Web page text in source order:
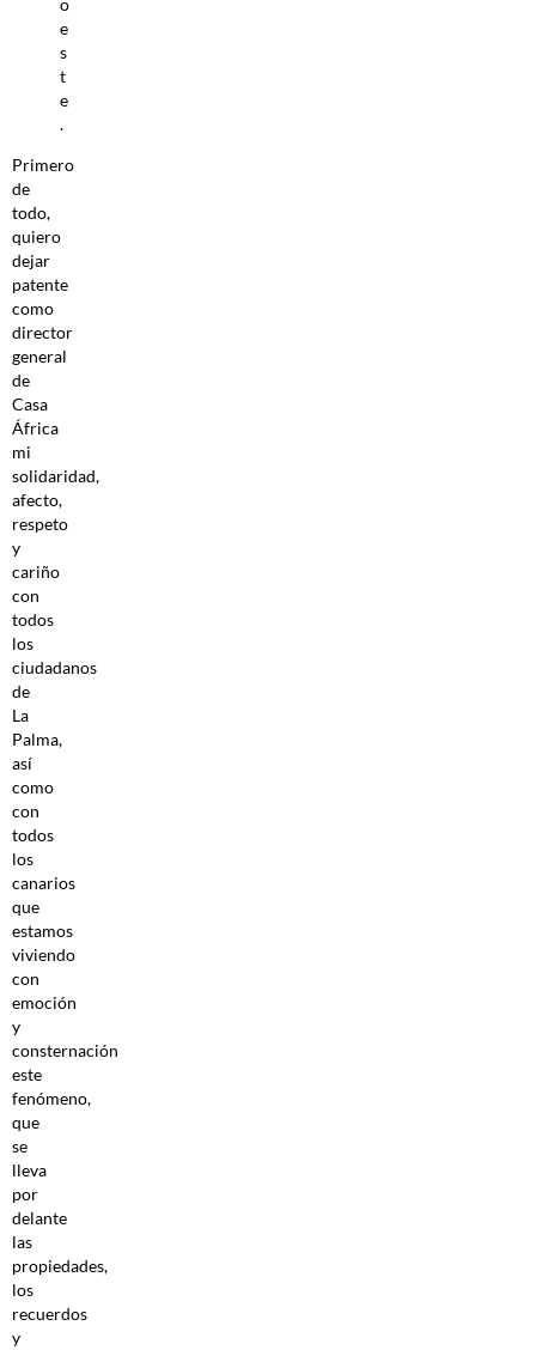
e
s
t
e
.
Primero
de
todo,
quiero
dejar
patente
como
director
general
de
Casa
África
mi
solidaridad,
afecto,
respeto
y
cariño
con
todos
los
ciudadanos
de
La
Palma,
así
como
con
todos
los
canarios
que
estamos
viviendo
con
emoción
y
consternación
este
fenómeno,
que
se
lleva
por
delante
las
propiedades,
los
recuerdos
y